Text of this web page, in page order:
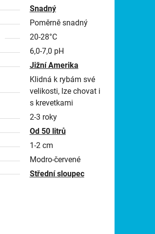
Snadný
Poměrně snadný
20-28°C
6,0-7,0 pH
Jižní Amerika
Klidná k rybám své
velikosti, lze chovat i
s krevetkami
2-3 roky
Od 50 litrů
1-2 cm
Modro-červené
Střední sloupec